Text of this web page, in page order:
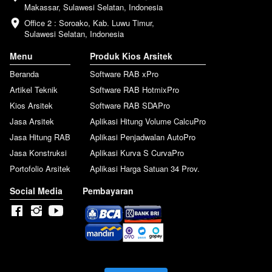
Makassar, Sulawesi Selatan, Indonesia
Office 2 : Soroako, Kab. Luwu Timur,
Sulawesi Selatan, Indonesia
Menu
Beranda
Artikel Teknik
Kios Arsitek
Jasa Arsitek
Jasa Hitung RAB
Jasa Konstruksi
Portofolio Arsitek
Produk Kios Arsitek
Software RAB xPro
Software RAB HotmixPro
Software RAB SDAPro
Aplikasi Hitung Volume CalcuPro
Aplikasi Penjadwalan AutoPro
Aplikasi Kurva S CurvaPro
Aplikasi Harga Satuan 34 Prov.
Social Media Pembayaran